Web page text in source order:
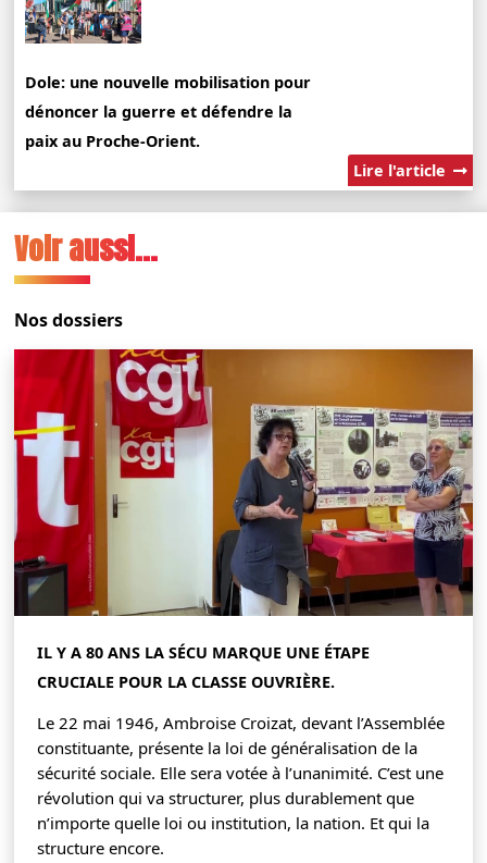
Dole: une nouvelle mobilisation pour
dénoncer la guerre et défendre la
paix au Proche-Orient.
Lire l'article
Voir aussi...
Nos dossiers
IL Y A 80 ANS LA SÉCU MARQUE UNE ÉTAPE
CRUCIALE POUR LA CLASSE OUVRIÈRE.
Le 22 mai 1946, Ambroise Croizat, devant l’Assemblée
constituante, présente la loi de généralisation de la
sécurité sociale. Elle sera votée à l’unanimité. C’est une
révolution qui va structurer, plus durablement que
n’importe quelle loi ou institution, la nation. Et qui la
structure encore.